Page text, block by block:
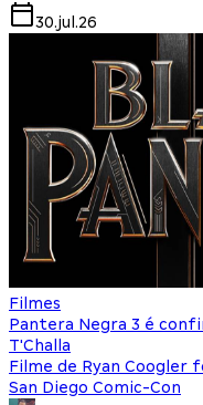
30.jul.26
Filmes
Pantera Negra 3 é
T'Challa
Filme de Ryan Coogler
San Diego Comic-Con